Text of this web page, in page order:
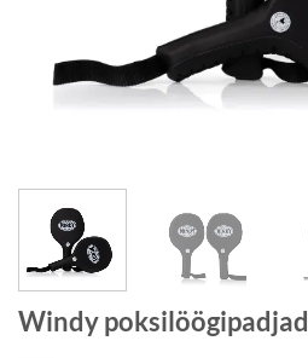
Windy poksilöögipadjad